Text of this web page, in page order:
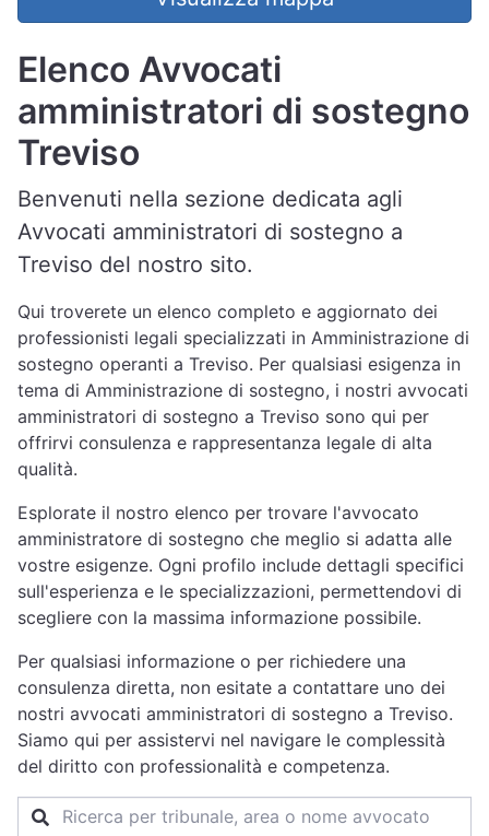
Elenco Avvocati
amministratori di sostegno
Treviso
Benvenuti nella sezione dedicata agli
Avvocati amministratori di sostegno a
Treviso del nostro sito.
Qui troverete un elenco completo e aggiornato dei
professionisti legali specializzati in Amministrazione di
sostegno operanti a Treviso. Per qualsiasi esigenza in
tema di Amministrazione di sostegno, i nostri avvocati
amministratori di sostegno a Treviso sono qui per
offrirvi consulenza e rappresentanza legale di alta
qualità.
Esplorate il nostro elenco per trovare l'avvocato
amministratore di sostegno che meglio si adatta alle
vostre esigenze. Ogni profilo include dettagli specifici
sull'esperienza e le specializzazioni, permettendovi di
scegliere con la massima informazione possibile.
Per qualsiasi informazione o per richiedere una
consulenza diretta, non esitate a contattare uno dei
nostri avvocati amministratori di sostegno a Treviso.
Siamo qui per assistervi nel navigare le complessità
del diritto con professionalità e competenza.